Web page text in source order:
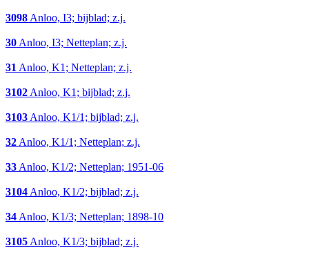
3098Anloo, I3; bijblad; z.j.
30Anloo, I3; Netteplan; z.j.
31Anloo, K1; Netteplan; z.j.
3102Anloo, K1; bijblad; z.j.
3103Anloo, K1/1; bijblad; z.j.
32Anloo, K1/1; Netteplan; z.j.
33Anloo, K1/2; Netteplan; 1951-06
3104Anloo, K1/2; bijblad; z.j.
34Anloo, K1/3; Netteplan; 1898-10
3105Anloo, K1/3; bijblad; z.j.